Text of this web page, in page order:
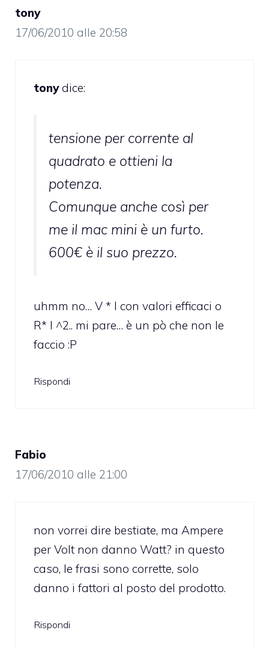
tony
17/06/2010 alle 20:58
tonydice:
tensione per corrente al
quadrato e ottieni la
potenza.
Comunque anche così per
me il mac mini è un furto.
600€ è il suo prezzo.
uhmm no… V * I con valori efficaci o
R* I ^2.. mi pare… è un pò che non le
faccio :P
Rispondi
Fabio
17/06/2010 alle 21:00
non vorrei dire bestiate, ma Ampere
per Volt non danno Watt? in questo
caso, le frasi sono corrette, solo
danno i fattori al posto del prodotto.
Rispondi